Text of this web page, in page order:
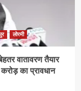
लोरमी
वातावरण तैयार
का प्रावधान